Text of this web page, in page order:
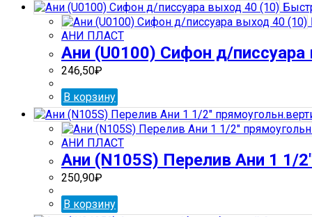
АНИ ПЛАСТ
Ани (U0100) Сифон д/
246,50₽
В корзину
АНИ ПЛАСТ
Ани (N105S) Перелив Ани 1 1/
250,90₽
В корзину